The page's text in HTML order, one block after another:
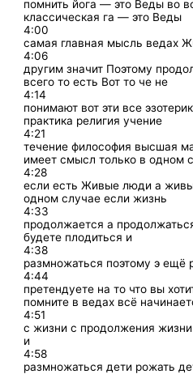
помнить йога — это Веды во
классическая га — это Веды
4:00
самая главная мысль ведах
4:06
другим значит Поэтому
всего то есть Вот то че не
4:14
понимают вот эти все
практика религия учение
4:21
течение философия высшая
имеет смысл только в одном
4:28
если есть Живые люди а
одном случае если жизнь
4:33
продолжается а
будете плодиться и
4:38
размножаться поэтому э ещё
4:44
претендуете на то что вы
помните в ведах всё
4:51
с жизни с продолжения
и
4:58
размножаться дети рожать